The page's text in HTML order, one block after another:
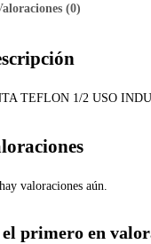
(0)
TEFLON 1/2 USO
valoraciones aún.
el primero en